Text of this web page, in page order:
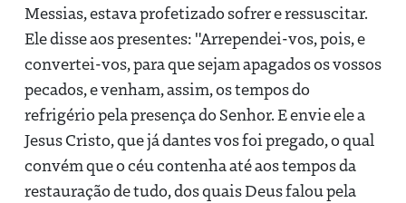
Messias, estava profetizado sofrer e ressuscitar.
Ele disse aos presentes: "Arrependei-vos, pois, e
convertei-vos, para que sejam apagados os vossos
pecados, e venham, assim, os tempos do
refrigério pela presença do Senhor. E envie ele a
Jesus Cristo, que já dantes vos foi pregado, o qual
convém que o céu contenha até aos tempos da
restauração de tudo, dos quais Deus falou pela